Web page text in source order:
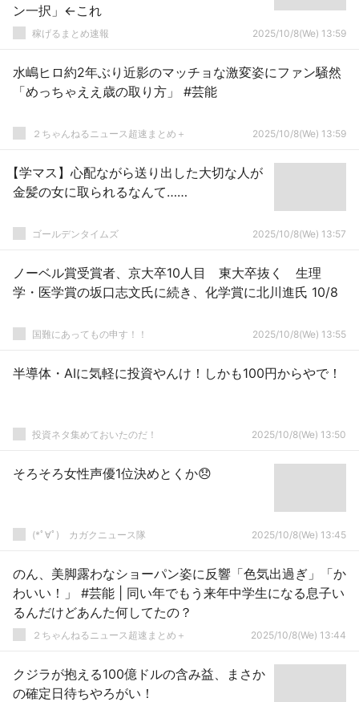
ン一択」←これ
稼げるまとめ速報 2025/10/8(We) 13:59
水嶋ヒロ約2年ぶり近影のマッチョな激変姿にファン騒然
「めっちゃええ歳の取り方」 #芸能
２ちゃんねるニュース超速まとめ＋ 2025/10/8(We) 13:59
【学マス】心配ながら送り出した大切な人が
金髪の女に取られるなんて……
ゴールデンタイムズ 2025/10/8(We) 13:57
ノーベル賞受賞者、京大卒10人目 東大卒抜く 生理
学・医学賞の坂口志文氏に続き、化学賞に北川進氏 10/8
国難にあってもの申す！！ 2025/10/8(We) 13:55
半導体・AIに気軽に投資やんけ！しかも100円からやで！
投資ネタ集めておいたのだ！ 2025/10/8(We) 13:50
そろそろ女性声優1位決めとくか😞
(*ﾟ∀ﾟ)ゞカガクニュース隊 2025/10/8(We) 13:45
のん、美脚露わなショーパン姿に反響「色気出過ぎ」「か
わいい！」 #芸能 | 同い年でもう来年中学生になる息子い
るんだけどあんた何してたの？
２ちゃんねるニュース超速まとめ＋ 2025/10/8(We) 13:44
クジラが抱える100億ドルの含み益、まさか
の確定日待ちやろがい！